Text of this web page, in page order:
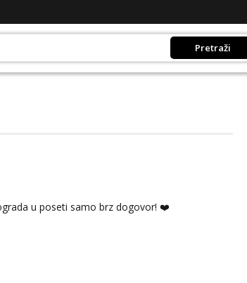
Pretraži
u poseti samo brz dogovor! ❤️